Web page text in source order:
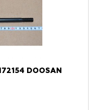
DOOSAN